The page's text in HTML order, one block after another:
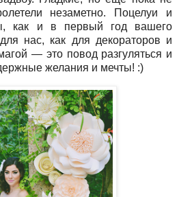
незаметно. Поцелуи и
как и в первый год вашего
нас, как для декораторов и
— это повод разгуляться и
желания и мечты! :)